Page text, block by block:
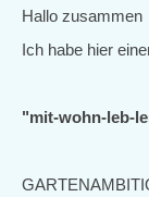
Hallo zusammen
Ich habe hier
"mit-wohn-leb-